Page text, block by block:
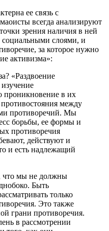
ее связь с
всегда анализируют
зрения наличия в ней
слоями, и
за которое нужно
активизма»:
«Раздвоение
проникновение в их
противостояния между
противоречий. Мы
борьбы, ее формы и
противоречия
действуют и
и есть надлежащий
что мы не должны
Быть
только
Это также
грани противоречия.
в рассмотрении